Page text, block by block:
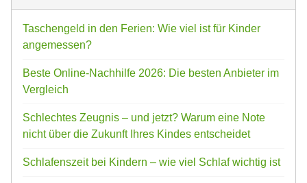
Taschengeld in den Ferien: Wie viel ist für Kinder
angemessen?
Beste Online-Nachhilfe 2026: Die besten Anbieter im
Vergleich
Schlechtes Zeugnis – und jetzt? Warum eine Note
nicht über die Zukunft Ihres Kindes entscheidet
Schlafenszeit bei Kindern – wie viel Schlaf wichtig ist